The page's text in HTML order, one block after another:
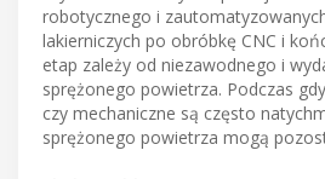
robotycznego i
lakierniczych po obróbkę CNC i
etap zależy od niezawodnego i
sprężonego powietrza. Podczas
czy mechaniczne są często
sprężonego powietrza mogą